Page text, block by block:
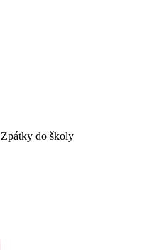
Zpátky do školy